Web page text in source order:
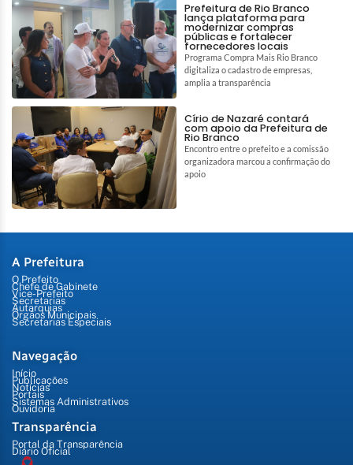
Prefeitura de Rio Branco
lança plataforma para
modernizar compras
públicas e fortalecer
fornecedores locais
Programa Compra Mais Rio Branco
digitaliza o cadastro de empresas,
amplia a transparência
Círio de Nazaré contará
com apoio da Prefeitura de
Rio Branco
Encontro entre o prefeito e a comissão
organizadora marcou a confirmação do
apoio
A Prefeitura
O Prefeito
Chefe de Gabinete
Vice-Prefeito
Secretarias
Autarquias
Órgãos Municipais
Secretarias Especiais
Navegação
Início
Publicações
Notícias
Portais
Sistemas Administrativos
Ouvidoria
Transparência
Portal da Transparência
Diário Oficial